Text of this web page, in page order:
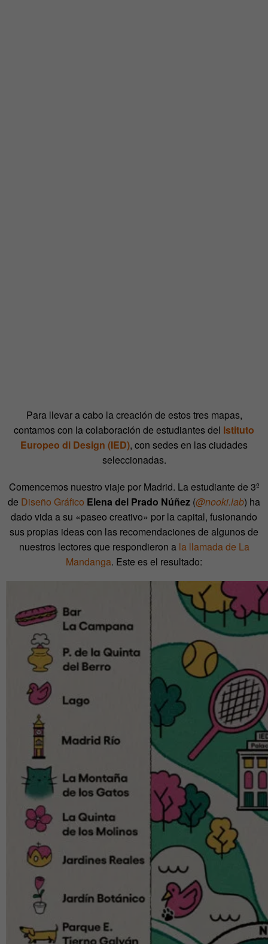
Para llevar a cabo la creación de estos tres mapas,
contamos con la colaboración de estudiantes del Istituto
Europeo di Design (IED), con sedes en las ciudades
seleccionadas.
Comencemos nuestro viaje por Madrid. La estudiante de 3º
de Diseño Gráfico Elena del Prado Núñez (@nooki.lab) ha
dado vida a su «paseo creativo» por la capital, fusionando
sus propias ideas con las recomendaciones de algunos de
nuestros lectores que respondieron a la llamada de La
Mandanga. Este es el resultado: